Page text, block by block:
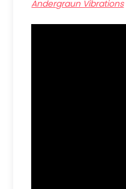
Andergraun Vibrations